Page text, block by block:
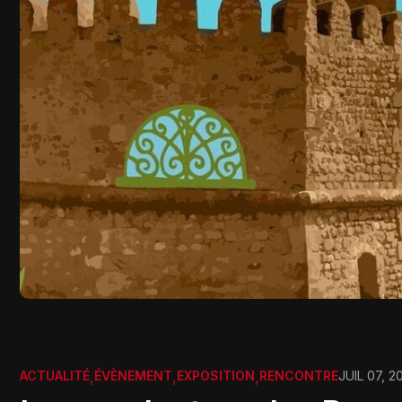
ACTUALITÉ,ÉVÈNEMENT,EXPOSITION,RENCONTREJUIL 07,